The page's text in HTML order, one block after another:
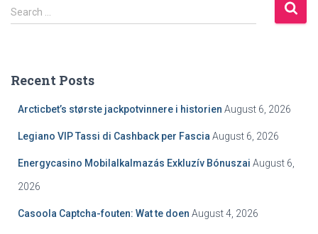
S
e
h
Search …
Recent Posts
Arcticbet’s største jackpotvinnere i historien August 6, 2026
Legiano VIP Tassi di Cashback per Fascia August 6, 2026
Energycasino Mobilalkalmazás Exkluzív Bónuszai August 6,
2026
Casoola Captcha-fouten: Wat te doen August 4, 2026